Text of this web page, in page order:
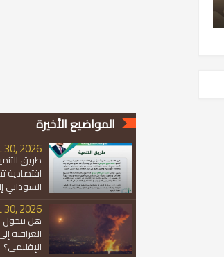
المواضيع الأخيرة
30, 2026
طريق
اقتصادية
السوداني
30, 2026
هل تتحول
العراقية
الإقليمي؟